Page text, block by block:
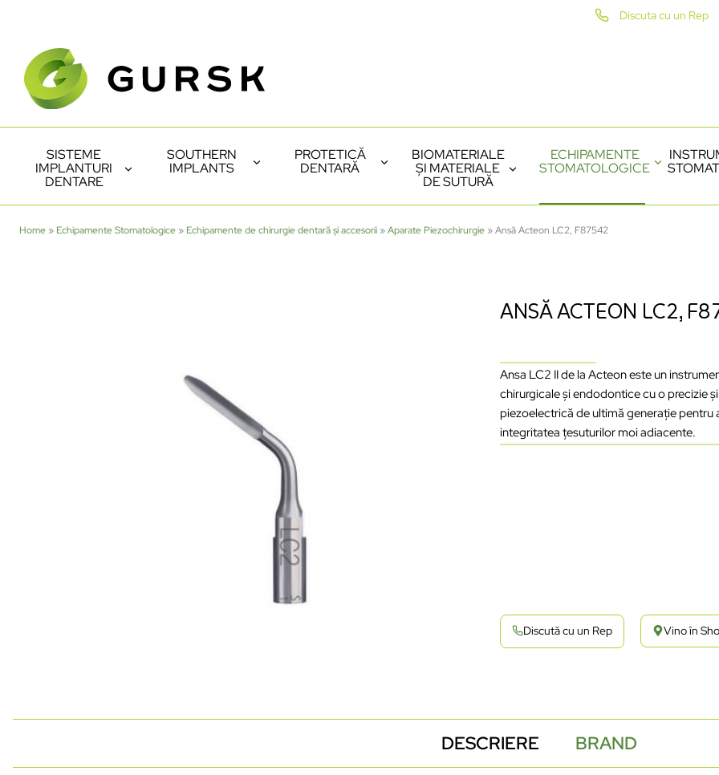
Discuta cu un Rep
SISTEME
IMPLANTURI
DENTARE
SOUTHERN
IMPLANTS
PROTETICĂ
DENTARĂ
BIOMATERIALE
ȘI MATERIALE
DE SUTURĂ
ECHIPAMENTE
STOMATOLOGICE
Home » Echipamente Stomatologice » Echipamente de chirurgie dentară și accesorii »Aparate Piezochirurgie »Ansă Acteon LC2, F87542
ANSĂ ACTEON LC2,
Ansa LC2 II de la Acteon este un
chirurgicale și endodontice cu o precizie
piezoelectrică de ultimă generație pentru
integritatea țesuturilor moi adiacente.
Discută cu un Rep Vino în
DESCRIERE BRAND